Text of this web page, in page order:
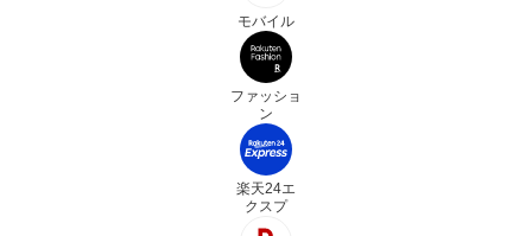
モバイル
ファッショ
ン
楽天24エ
クスプ